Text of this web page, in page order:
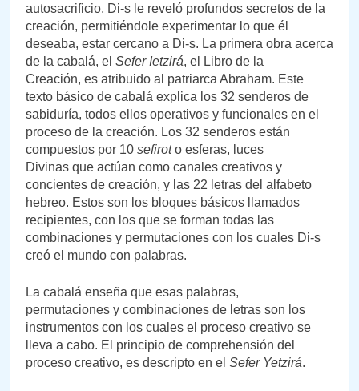
autosacrificio, Di-s le reveló profundos secretos de la
creación, permitiéndole experimentar lo que él
deseaba, estar cercano a Di-s. La primera obra acerca
de la cabalá, el Sefer Ietzirá, el Libro de la
Creación, es atribuido al patriarca Abraham. Este
texto básico de cabalá explica los 32 senderos de
sabiduría, todos ellos operativos y funcionales en el
proceso de la creación. Los 32 senderos están
compuestos por 10 sefiroto esferas, luces
Divinas que actúan como canales creativos y
concientes de creación, y las 22 letras del alfabeto
hebreo. Estos son los bloques básicos llamados
recipientes, con los que se forman todas las
combinaciones y permutaciones con los cuales Di-s
creó el mundo con palabras.
La cabalá enseña que esas palabras,
permutaciones y combinaciones de letras son los
instrumentos con los cuales el proceso creativo se
lleva a cabo. El principio de comprehensión del
proceso creativo, es descripto en el Sefer Yetzirá.